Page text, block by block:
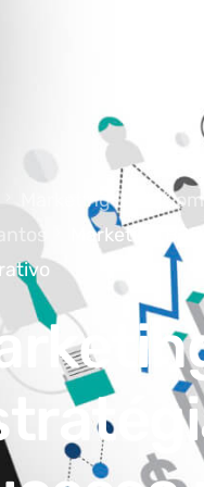
Marketing B2B:
Marketing